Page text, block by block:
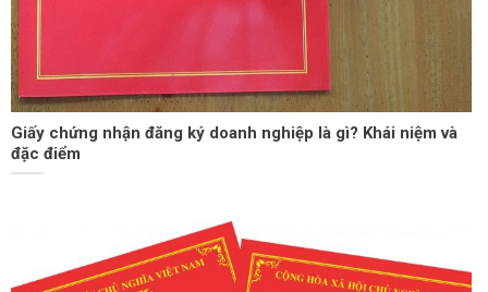
Giấy chứng nhận đăng ký doanh nghiệp là gì? Khái niệm và
đặc điểm